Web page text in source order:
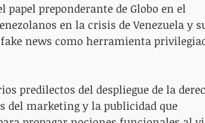
preponderante de Globo en el
en la crisis de Venezuela y
news como herramienta
predilectos del despliegue de la
del marketing y la publicidad que